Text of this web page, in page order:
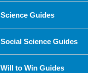
Science Guides
Social Science Guides
Will to Win Guides